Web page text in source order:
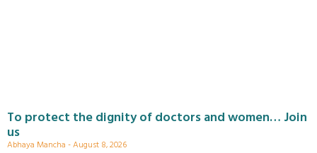
To protect the dignity of doctors and women… Join
us
Abhaya Mancha August 8, 2026